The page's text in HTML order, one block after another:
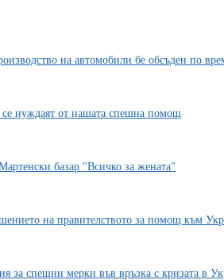
на автомобили бе обсъден по
нуждаят от нашата спешна помощ
базар "Всичко за жената"
на правителството за помощ към
за спешни мерки във връзка с кризата в